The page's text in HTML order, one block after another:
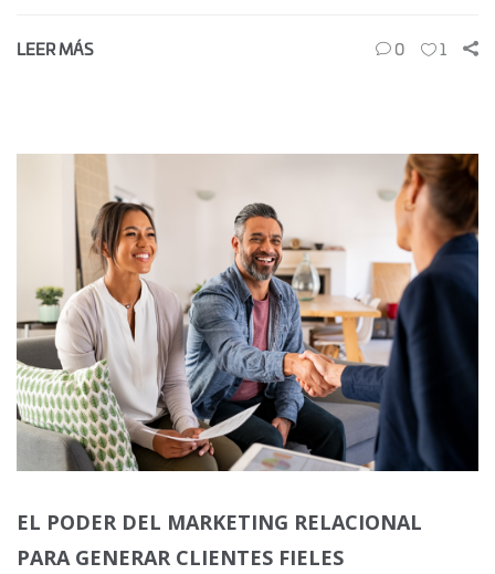
LEER MÁS 0 1
EL PODER DEL MARKETING RELACIONAL
PARA GENERAR CLIENTES FIELES